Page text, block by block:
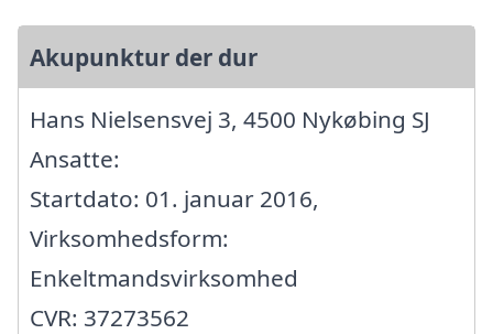
Akupunktur der dur
Hans Nielsensvej 3, 4500 Nykøbing SJ
Ansatte:
Startdato: 01. januar 2016,
Virksomhedsform:
Enkeltmandsvirksomhed
CVR: 37273562